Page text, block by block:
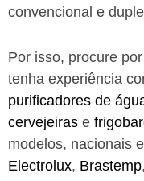
convencional e
Por isso, procure
tenha experiência
purificadores de
cervejeiras e
modelos, nacionais
Electrolux, Brastemp,